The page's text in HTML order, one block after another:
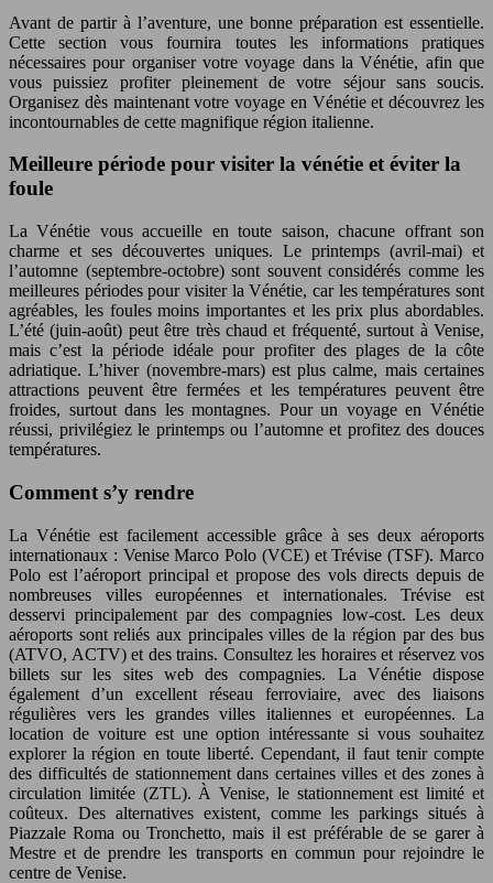
Avant de partir à l’aventure, une bonne préparation est essentielle.
Cette section vous fournira toutes les informations pratiques
nécessaires pour organiser votre voyage dans la Vénétie, afin que
vous puissiez profiter pleinement de votre séjour sans soucis.
Organisez dès maintenant votre voyage en Vénétie et découvrez les
incontournables de cette magnifique région italienne.
Meilleure période pour visiter la vénétie et éviter la
foule
La Vénétie vous accueille en toute saison, chacune offrant son
charme et ses découvertes uniques. Le printemps (avril-mai) et
l’automne (septembre-octobre) sont souvent considérés comme les
meilleures périodes pour visiter la Vénétie, car les températures sont
agréables, les foules moins importantes et les prix plus abordables.
L’été (juin-août) peut être très chaud et fréquenté, surtout à Venise,
mais c’est la période idéale pour profiter des plages de la côte
adriatique. L’hiver (novembre-mars) est plus calme, mais certaines
attractions peuvent être fermées et les températures peuvent être
froides, surtout dans les montagnes. Pour un voyage en Vénétie
réussi, privilégiez le printemps ou l’automne et profitez des douces
températures.
Comment s’y rendre
La Vénétie est facilement accessible grâce à ses deux aéroports
internationaux : Venise Marco Polo (VCE) et Trévise (TSF). Marco
Polo est l’aéroport principal et propose des vols directs depuis de
nombreuses villes européennes et internationales. Trévise est
desservi principalement par des compagnies low-cost. Les deux
aéroports sont reliés aux principales villes de la région par des bus
(ATVO, ACTV) et des trains. Consultez les horaires et réservez vos
billets sur les sites web des compagnies. La Vénétie dispose
également d’un excellent réseau ferroviaire, avec des liaisons
régulières vers les grandes villes italiennes et européennes. La
location de voiture est une option intéressante si vous souhaitez
explorer la région en toute liberté. Cependant, il faut tenir compte
des difficultés de stationnement dans certaines villes et des zones à
circulation limitée (ZTL). À Venise, le stationnement est limité et
coûteux. Des alternatives existent, comme les parkings situés à
Piazzale Roma ou Tronchetto, mais il est préférable de se garer à
Mestre et de prendre les transports en commun pour rejoindre le
centre de Venise.